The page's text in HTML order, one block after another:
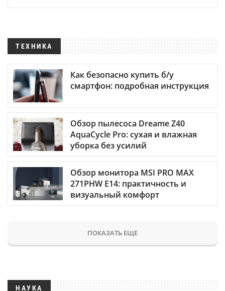
ТЕХНИКА
Как безопасно купить б/у
смартфон: подробная инструкция
Обзор пылесоса Dreame Z40
AquaCycle Pro: сухая и влажная
уборка без усилий
Обзор монитора MSI PRO MAX
271PHW E14: практичность и
визуальный комфорт
ПОКАЗАТЬ ЕЩЕ
НАУКА